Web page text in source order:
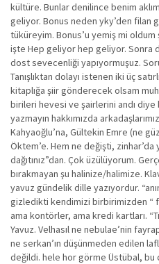
kültüre. Bunlar denilince benim
geliyor. Bonus neden yky’den filan
tüküreyim. Bonus’u yemiş mi
işte Hep geliyor hep geliyor. Sonra
dost sevecenliği yapıyormuşuz.
Tanışlıktan dolayı istenen iki üç
kitaplığa şiir gönderecek olsam
birileri hevesi ve şairlerini andı diye
yazmayın hakkımızda
Kahyaoğlu’na, Gültekin Emre (ne
Öktem’e. Hem ne değişti, zinhar’da
dağıtınız”dan. Çok üzülüyorum.
bırakmayan şu halinize/halimize.
yavuz gündelik dille yazıyordur.
gizledikti kendimizi birbirimizden “
ama kontörler, ama kredi kartları.
Yavuz. Velhasıl ne nebulae’nin
ne serkan’ın düşünmeden edilen
değildi. hele hor görme Üstübal, bu